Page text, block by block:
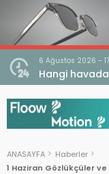
6 Ağustos 2026 -
Hangi
ANASAYFA
Haberler
1 Haziran Gözlükçüler